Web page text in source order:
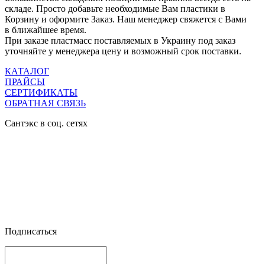
складе. Просто добавьте необходимые Вам пластики в
Корзину и оформите Заказ. Наш менеджер свяжется с Вами
в ближайшее время.
При заказе пластмасс поставляемых в Украину под заказ
уточняйте у менеджера цену и возможный срок поставки.
КАТАЛОГ
ПРАЙСЫ
СЕРТИФИКАТЫ
ОБРАТНАЯ СВЯЗЬ
Сантэкс в соц. сетях
Подписаться